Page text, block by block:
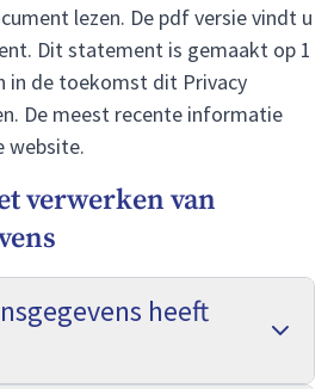
lezen. De pdf versie vindt u
. Dit statement is gemaakt op 1
in de toekomst dit Privacy
De meest recente informatie
website.
verwerken van
heeft